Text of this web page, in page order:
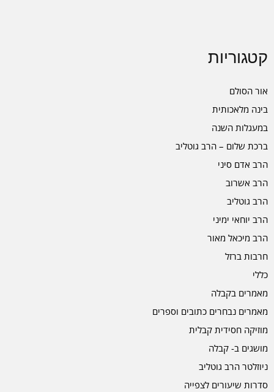
קטגוריות
אור הסולם
בינה מלאכותית
במעגלות השנה
ברכת שלום – הרב גוטליב
הרב אדם סיני
הרב אשרוב
הרב גוטליב
הרב יוחאי ימיני
הרב מיכאל מאור
חרבות ברזל
כללי
מאמרים בקבלה
מאמרים נבחרים כתובים וספרים
מוזיקה חסידית קבלית
מושגים ב- קבלה
ניוזלטר הרב גוטליב
סדרות שיעורים לצפייה